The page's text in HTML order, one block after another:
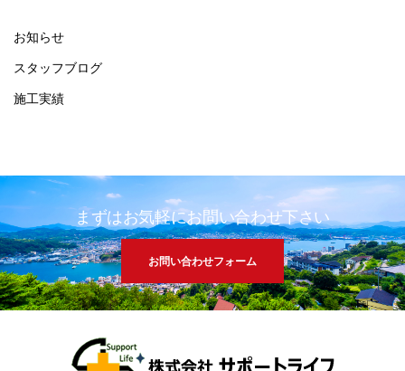
お知らせ
スタッフブログ
施工実績
まずはお気軽にお問い合わせ下さい
お問い合わせフォーム